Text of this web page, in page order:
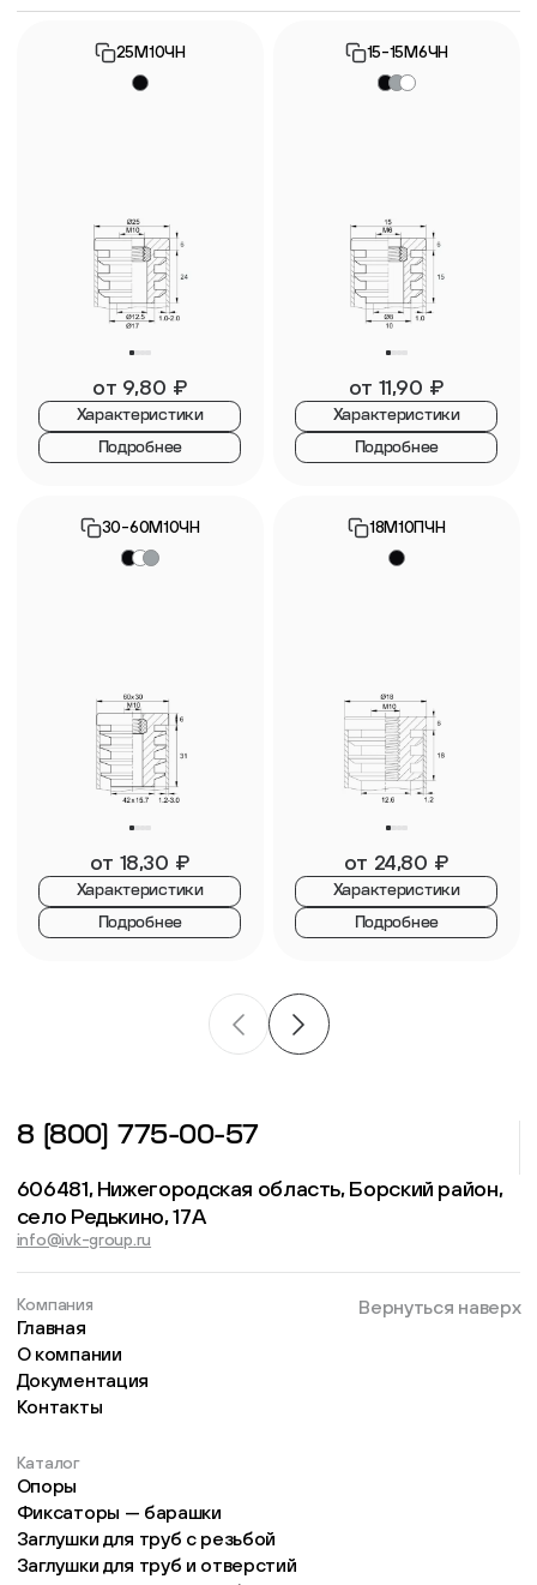
25М10ЧН
от 9,80 ₽
Характеристики
Подробнее
15-15М6ЧН
от 11,90 ₽
Характеристики
Подробнее
30-60М10ЧН
от 18,30 ₽
Характеристики
Подробнее
18М10ПЧН
от 24,80 ₽
Характеристики
Подробнее
8 (800) 775-00-57
606481, Нижегородская область, Борский район,
село Редькино, 17А
info@ivk-group.ru
Компания
Главная
О компании
Документация
Контакты
Каталог
Опоры
Фиксаторы — барашки
Заглушки для труб с резьбой
Заглушки для труб и отверстий
Вернуться наверх